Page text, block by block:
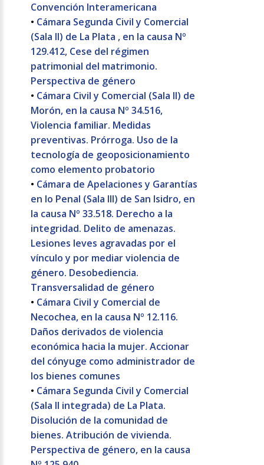
Convención Interamericana
• Cámara Segunda Civil y Comercial
(Sala II) de La Plata , en la causa Nº
129.412, Cese del régimen
patrimonial del matrimonio.
Perspectiva de género
• Cámara Civil y Comercial (Sala II) de
Morón, en la causa Nº 34.516,
Violencia familiar. Medidas
preventivas. Prórroga. Uso de la
tecnología de geoposicionamiento
como elemento probatorio
• Cámara de Apelaciones y Garantías
en lo Penal (Sala III) de San Isidro, en
la causa Nº 33.518. Derecho a la
integridad. Delito de amenazas.
Lesiones leves agravadas por el
vínculo y por mediar violencia de
género. Desobediencia.
Transversalidad de género
• Cámara Civil y Comercial de
Necochea, en la causa Nº 12.116.
Daños derivados de violencia
económica hacia la mujer. Accionar
del cónyuge como administrador de
los bienes comunes
• Cámara Segunda Civil y Comercial
(Sala II integrada) de La Plata.
Disolución de la comunidad de
bienes. Atribución de vivienda.
Perspectiva de género, en la causa